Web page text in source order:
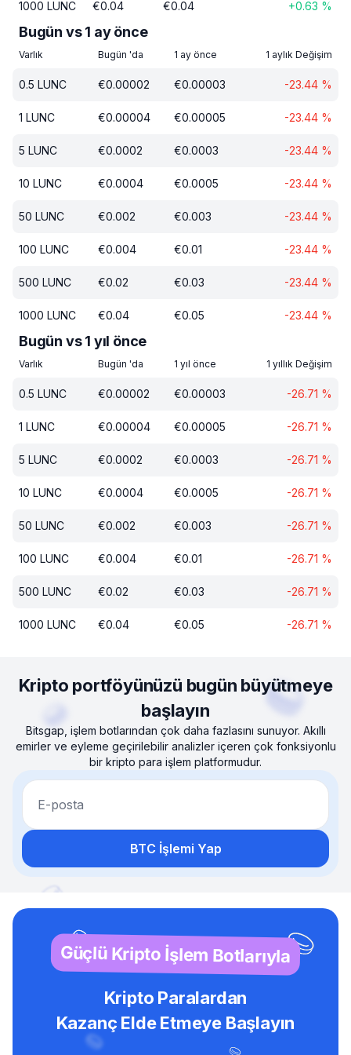
1000 LUNC €0.04 €0.04 +0.63 %
Bugün vs 1 ay önce
Varlık Bugün 'da 1 ay önce 1 aylık Değişim
0.5 LUNC €0.00002 €0.00003 -23.44 %
1 LUNC €0.00004 €0.00005 -23.44 %
5 LUNC €0.0002 €0.0003 -23.44 %
10 LUNC €0.0004 €0.0005 -23.44 %
50 LUNC €0.002 €0.003 -23.44 %
100 LUNC €0.004 €0.01 -23.44 %
500 LUNC €0.02 €0.03 -23.44 %
1000 LUNC €0.04 €0.05 -23.44 %
Bugün vs 1 yıl önce
Varlık Bugün 'da 1 yıl önce 1 yıllık Değişim
0.5 LUNC €0.00002 €0.00003 -26.71 %
1 LUNC €0.00004 €0.00005 -26.71 %
5 LUNC €0.0002 €0.0003 -26.71 %
10 LUNC €0.0004 €0.0005 -26.71 %
50 LUNC €0.002 €0.003 -26.71 %
100 LUNC €0.004 €0.01 -26.71 %
500 LUNC €0.02 €0.03 -26.71 %
1000 LUNC €0.04 €0.05 -26.71 %
Kripto portföyünüzü bugün büyütmeye
başlayın
Bitsgap, işlem botlarından çok daha fazlasını sunuyor. Akıllı
emirler ve eyleme geçirilebilir analizler içeren çok fonksiyonlu
bir kripto para işlem platformudur.
E-posta
BTC İşlemi Yap
Güçlü Kripto İşlem Botlarıyla
Kripto Paralardan
Kazanç Elde Etmeye Başlayın